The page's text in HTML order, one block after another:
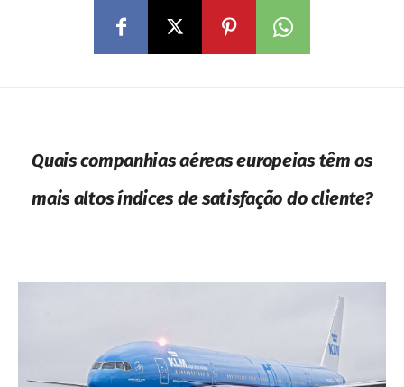
Quais companhias aéreas europeias têm os
mais altos índices de satisfação do cliente?